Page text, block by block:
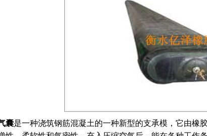
囊是一种浇筑钢筋混凝土的一种新型的支承模，它由橡